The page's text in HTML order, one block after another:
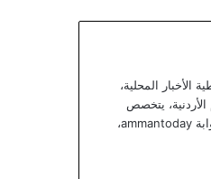
يمتلك خبرة تتجاوز 10 سنوات في تغطية الأخبار المحلية،
يتخصص
يزن الآن في تقديم تقارير استقصائية وتحليلات موثوقة ومبنية على الحقائق حصرياً عبر بوابة ammantoday،